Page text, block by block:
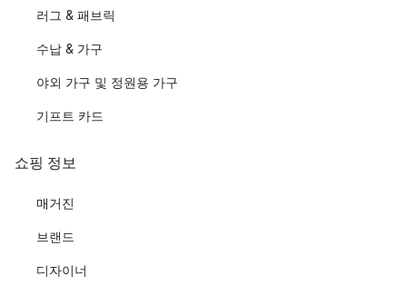
러그 & 패브릭
수납 & 가구
야외 가구 및 정원용 가구
기프트 카드
쇼핑 정보
매거진
브랜드
디자이너